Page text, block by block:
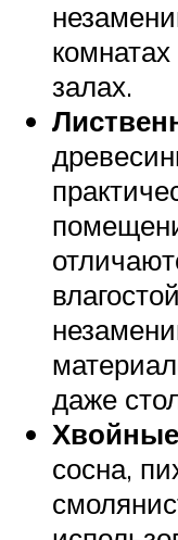
залах.
даже
сосна,